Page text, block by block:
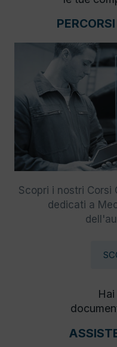
Scopri i nostri Corsi
dedicati a